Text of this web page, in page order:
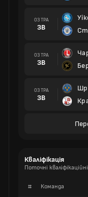
03 ТРА
ЗВ
03 ТРА
ЗВ
03 ТРА
ЗВ
Кваліфікація
Поточні
# Команда